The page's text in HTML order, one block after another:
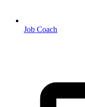
Job Coach